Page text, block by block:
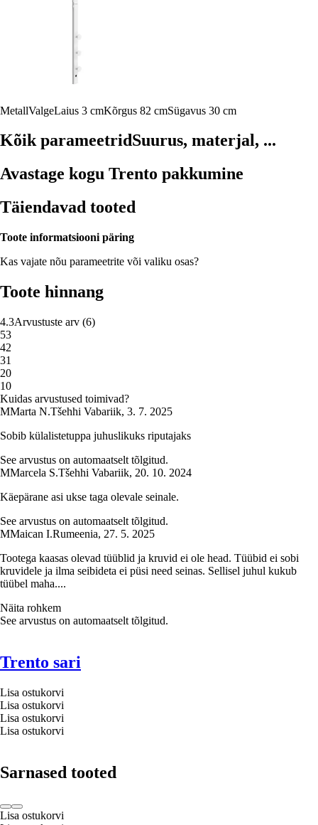
MetallValgeLaius 3 cmKõrgus 82 cmSügavus 30 cm
Kõik parameetridSuurus, materjal, ...
Avastage kogu Trento pakkumine
Täiendavad tooted
Toote informatsiooni päring
Kas vajate nõu parameetrite või valiku osas?
Toote hinnang
4.3Arvustuste arv (6)
53
42
31
20
10
Kuidas arvustused toimivad?
MMarta N.Tšehhi Vabariik, 3. 7. 2025
Sobib külalistetuppa juhuslikuks riputajaks
See arvustus on automaatselt tõlgitud.
MMarcela S.Tšehhi Vabariik, 20. 10. 2024
Käepärane asi ukse taga olevale seinale.
See arvustus on automaatselt tõlgitud.
MMaican I.Rumeenia, 27. 5. 2025
Tootega kaasas olevad tüüblid ja kruvid ei ole head. Tüübid ei sobi
kruvidele ja ilma seibideta ei püsi need seinas. Sellisel juhul kukub
tüübel maha....
Näita rohkem
See arvustus on automaatselt tõlgitud.
Trento sari
Lisa ostukorvi
Lisa ostukorvi
Lisa ostukorvi
Lisa ostukorvi
Sarnased tooted
Lisa ostukorvi